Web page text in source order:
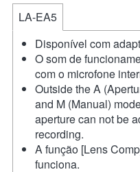
LA-EA5
Disponível com
O som de
com o microfone
Outside the A
and M (Manual)
aperture can not be
recording.
A função [Lens
funciona.